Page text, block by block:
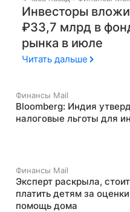
Инвесторы
₽33,7 млрд в
рынка в июле
Читать дальше
Финансы Mail
Bloomberg: Индия
налоговые льготы для
Финансы Mail
Эксперт раскрыла,
платить детям за
помощь дома